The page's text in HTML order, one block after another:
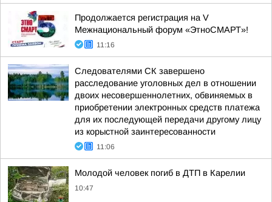
Продолжается регистрация на V
Межнациональный форум «ЭтноСМАРТ»!
11:16
Следователями СК завершено
расследование уголовных дел в отношении
двоих несовершеннолетних, обвиняемых в
приобретении электронных средств платежа
для их последующей передачи другому лицу
из корыстной заинтересованности
11:06
Молодой человек погиб в ДТП в Карелии
10:47